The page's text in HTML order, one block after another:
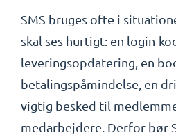
SMS bruges ofte i
skal ses hurtigt: en login-
leveringsopdatering, en
betalingspåmindelse, en
vigtig besked til
medarbejdere. Derfor bør